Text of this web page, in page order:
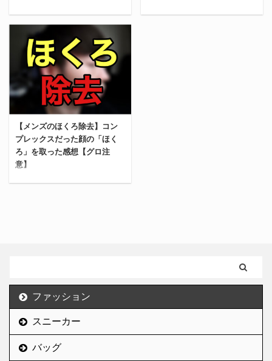
清潔感が出るから。 ムダ
毛は諸悪の根源 髪の毛や
眉毛を除き、基本的
に”毛”は見た目に悪影響
を与える。 鼻毛、胸毛、
へそ毛、、言い出したら
きりがないが、そのどれ
もがネガティブなイメー
ジでしかない。 ムダ毛は
無くすに越し ...
今回は、湘南美容クリニ
ックでヒゲの医療脱毛を
した感想を共有する。 俺
の実体験から解説してい
くから、湘南美容クリニ
ックでヒゲ脱毛をするか
悩んでいる人の参考にな
れば嬉しい。 湘南美容ク
リニックのヒゲ脱毛【体
験した感想】 俺は心の底
から湘南美容クリニック
でヒゲ脱毛をしてよかっ
効き目が段違い 湘南美容
クリニックのヒゲ脱毛は
医療脱毛だ。エステ脱毛
や家庭用脱毛器と比べて
圧倒的に効果が ...
とができれば、さらに贅
沢できるようになる。 贅
てはいけない。 やたらめ
【メンズのほくろ除去】コン
プレックスだった顔の「ほく
ろ」を取った感想【グロ注
意】
なれば幸いだ。 ずっと顔
のほくろがコンプレック
スだった 人は皆どこかし
らにコンプレックスを抱
えているものだ。 それが
ファッション
スニーカー
バッグ